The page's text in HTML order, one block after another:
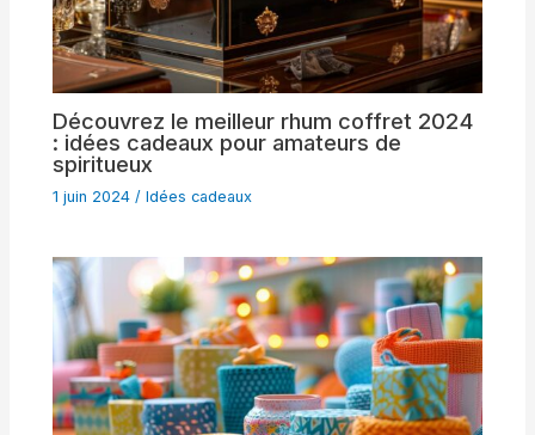
Découvrez le meilleur rhum coffret 2024
: idées cadeaux pour amateurs de
spiritueux
1 juin 2024/Idées cadeaux